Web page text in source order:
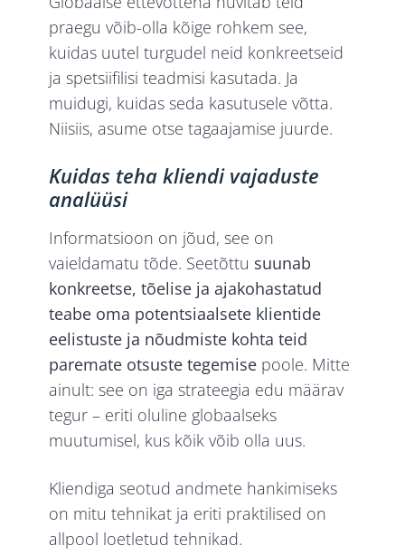
praegu võib-olla kõige rohkem see,
kuidas uutel turgudel neid konkreetseid
ja spetsiifilisi teadmisi kasutada. Ja
muidugi, kuidas seda kasutusele võtta.
Niisiis, asume otse tagaajamise juurde.
Kuidas teha kliendi vajaduste
analüüsi
Informatsioon on jõud, see on
vaieldamatu tõde. Seetõttu suunab
konkreetse, tõelise ja ajakohastatud
teabe oma potentsiaalsete klientide
eelistuste ja nõudmiste kohta teid
paremate otsuste tegemise poole. Mitte
ainult: see on iga strateegia edu määrav
tegur – eriti oluline globaalseks
muutumisel, kus kõik võib olla uus.
Kliendiga seotud andmete hankimiseks
on mitu tehnikat ja eriti praktilised on
allpool loetletud tehnikad.